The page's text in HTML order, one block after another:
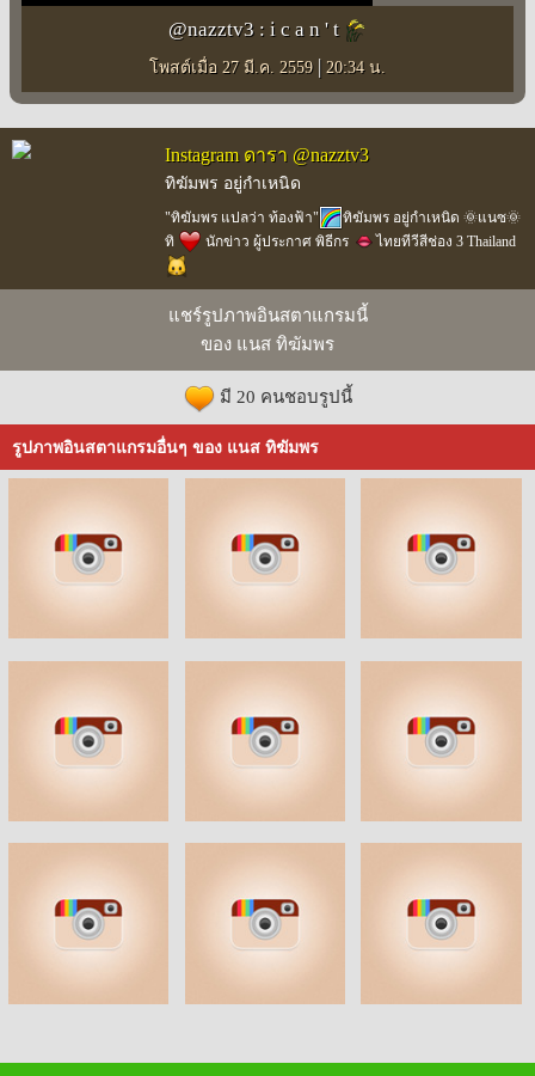
@nazztv3 : i c a n ' t
โพสต์เมื่อ 27 มี.ค. 2559 | 20:34 น.
Instagram ดารา @nazztv3
ทิฆัมพร อยู่กำเหนิด
"ทิฆัมพร แปลว่า ท้องฟ้า"
ทิฆัมพร อยู่กำเหนิด 🌞แนซ🌞
ทิ
นักข่าว ผู้ประกาศ พิธีกร ไทยทีวีสีช่อง 3 Thailand
แชร์รูปภาพอินสตาแกรมนี้
ของ แนส ทิฆัมพร
มี 20 คนชอบรูปนี้
รูปภาพอินสตาแกรมอื่นๆ ของ แนส ทิฆัมพร